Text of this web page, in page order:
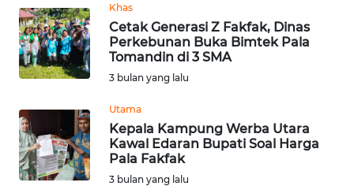
Khas
Cetak Generasi Z Fakfak, Dinas
Perkebunan Buka Bimtek Pala
Tomandin di 3 SMA
3 bulan yang lalu
Utama
Kepala Kampung Werba Utara
Kawal Edaran Bupati Soal Harga
Pala Fakfak
3 bulan yang lalu
WN
JATENG
WN
WN
JOGJA